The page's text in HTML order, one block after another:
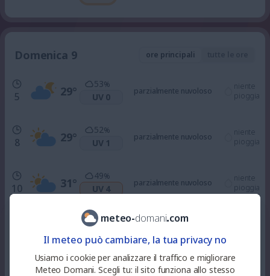
Domenica 9 ore principali
5 29°
53%
UV 0
parzialmente nuvoloso
niente
pioggia
8 29°
52%
UV 1
parzialmente nuvoloso
niente
pioggia
10 31°
49%
UV 4
parzialmente nuvoloso
niente
pioggia
38%
UV 7
77%
niente
meteo-domani.com
Il meteo può cambiare, la tua privacy no
Usiamo i cookie per analizzare il traffico e migliorare
Meteo Domani. Scegli tu: il sito funziona allo stesso